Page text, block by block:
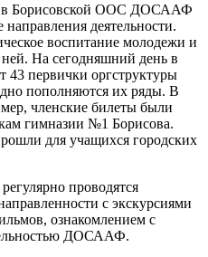
в Борисовской ООС ДОСААФ
деятельности.
воспитание молодежи и
На сегодняшний день в
43 первички оргструктуры
пополняются их ряды. В
членские билеты были
гимназии №1 Борисова.
для учащихся городских
проводятся
с экскурсиями
ознакомлением с
ДОСААФ.